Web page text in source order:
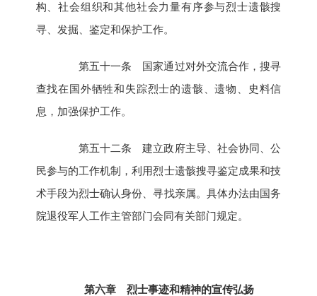
构、社会组织和其他社会力量有序参与烈士遗骸搜
寻、发掘、鉴定和保护工作。
第五十一条 国家通过对外交流合作，搜寻
查找在国外牺牲和失踪烈士的遗骸、遗物、史料信
息，加强保护工作。
第五十二条 建立政府主导、社会协同、公
民参与的工作机制，利用烈士遗骸搜寻鉴定成果和技
术手段为烈士确认身份、寻找亲属。具体办法由国务
院退役军人工作主管部门会同有关部门规定。
第六章 烈士事迹和精神的宣传弘扬